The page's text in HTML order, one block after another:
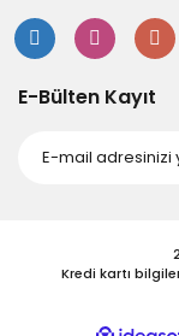
E-Bülten Kayıt
Kredi kartı